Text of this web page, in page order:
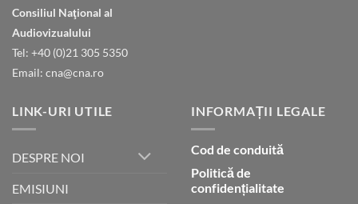
Consiliul Naţional al
Audiovizualului
Tel: +40 (0)21 305 5350
Email: cna@cna.ro
LINK-URI UTILE
DESPRE NOI
EMISIUNI
INFORMAȚII LEGALE
Cod de conduită
Politică de
confidențialitate